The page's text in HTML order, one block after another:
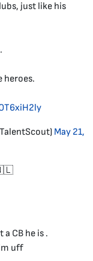
just like his
heroes.
May 21,
🇳🇱
CB he is .
uff